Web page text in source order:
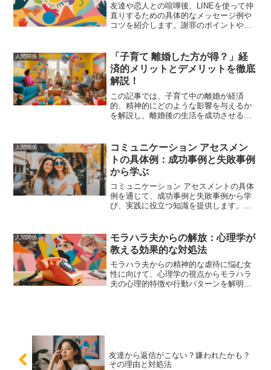
友達や恋人との喧嘩後、LINEを使って仲
直りするための具体的なメッセージ例や
コツを紹介します。謝罪のポイントや感
プを詳しく解説します。
人間関係
「子育て 離婚した方が得？」経
済的メリットとデメリットを徹底
解説！
この記事では、子育て中の離婚が経済
的、精神的にどのような影響を与えるか
を解説し、離婚後の生活を成功させるた
人間関係
コミュニケーション アセスメン
トの具体例：成功事例と失敗事例
から学ぶ
コミュニケーション アセスメントの具体
例を通じて、成功事例と失敗事例から学
び、実践に役立つ知識を提供します。こ
となるでしょう。
人間関係
モラハラ夫からの解放：心理学が
教える効果的な対処法
モラハラ夫からの精神的な虐待に悩む女
性に向けて、心理学の視点からモラハラ
夫の心理的特徴や行動パターンを解明
友達から返信がこない？嫌われたかも？
その理由と対処法